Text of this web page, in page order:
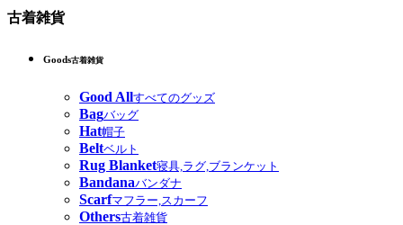
古着雑貨
Goods古着雑貨
Good Allすべてのグッズ
Bagバッグ
Hat帽子
Beltベルト
Rug Blanket寝具,ラグ,ブランケット
Bandanaバンダナ
Scarfマフラー,スカーフ
Others古着雑貨